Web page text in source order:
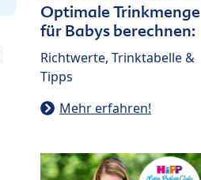
Optimale Trinkmenge
für Babys berechnen:
Richtwerte, Trinktabelle &
Tipps
Mehr erfahren!